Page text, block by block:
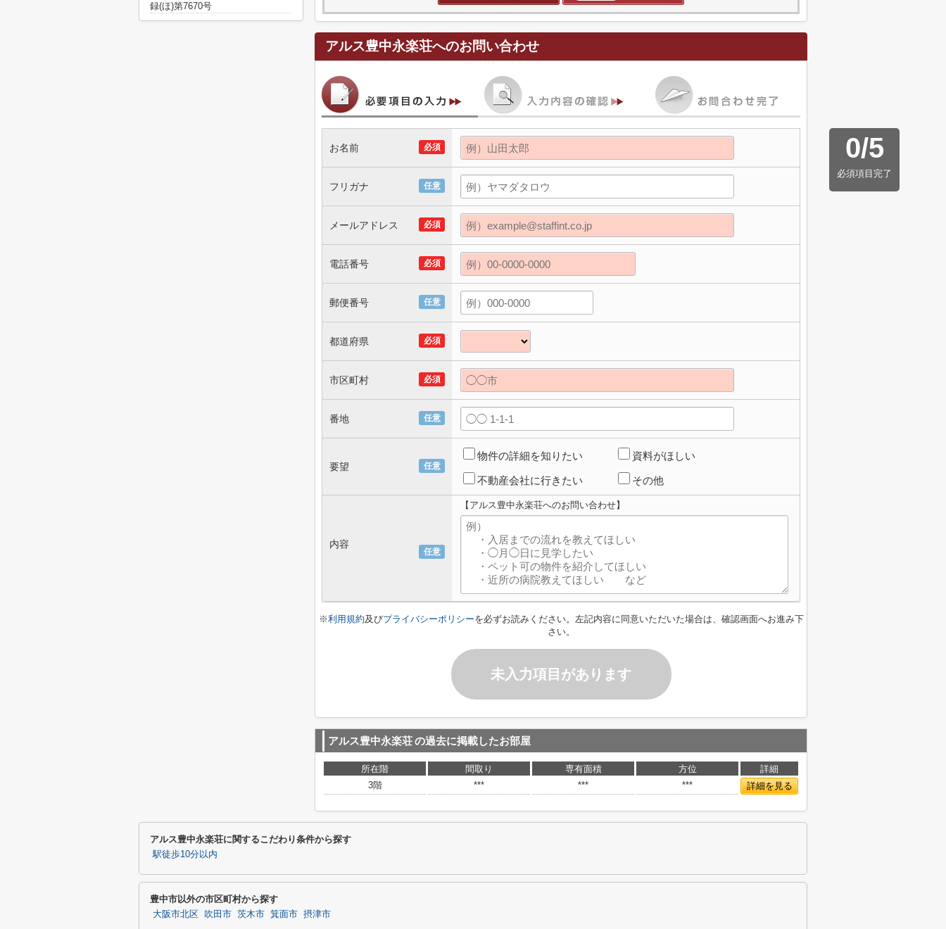
アルス豊中永楽荘へのお問い合わせ
0/5
必須項目完了
必須
お名前
任意
フリガナ
必須
メールアドレス
必須
電話番号
任意
郵便番号
必須
都道府県
必須
市区町村
任意
番地
任意
要望
物件の詳細を知りたい 資料がほしい
不動産会社に行きたい その他
任意
内容
【アルス豊中永楽荘へのお問い合わせ】
※利用規約及びプライバシーポリシーを必ずお読みください。左記内容に同意いただいた場合は、確認画面へお進み下
さい。
未入力項目があります
アルス豊中永楽荘の過去に掲載したお部屋
所在階 間取り 専有面積 方位
詳細
3階
*** *** *** 詳細を見る
録(ほ)第7670号
アルス豊中永楽荘に関するこだわり条件から探す
駅徒歩10分以内
豊中市以外の市区町村から探す
大阪市北区 吹田市 茨木市 箕面市 摂津市